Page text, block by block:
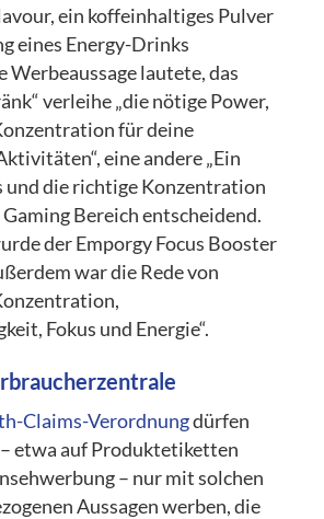
ein koffeinhaltiges Pulver
eines Energy-Drinks
Werbeaussage lautete, das
verleihe „die nötige Power,
für deine
eine andere „Ein
und die richtige Konzentration
Bereich entscheidend.
der Emporgy Focus Booster
war die Rede von
Fokus und Energie“.
Claims-Verordnungdürfen
etwa auf Produktetiketten
– nur mit solchen
Aussagen werben, die